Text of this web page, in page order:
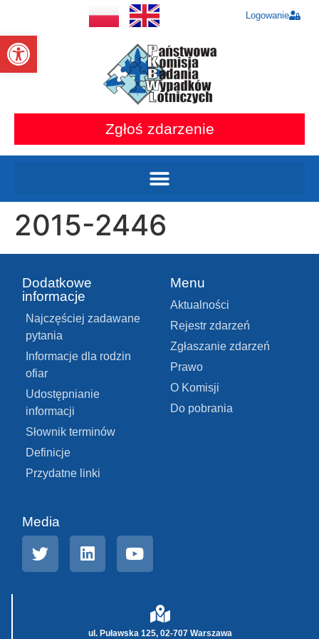
Otwórz pasek narzędzi
Logowanie
Zgłoś zdarzenie
2015-2446
Dodatkowe
informacje
Najczęściej zadawane
pytania
Informacje dla rodzin
ofiar
Udostępnianie
informacji
Słownik terminów
Definicje
Przydatne linki
Menu
Aktualności
Rejestr zdarzeń
Zgłaszanie zdarzeń
Prawo
O Komisji
Do pobrania
Media
ul. Puławska 125, 02-707 Warszawa